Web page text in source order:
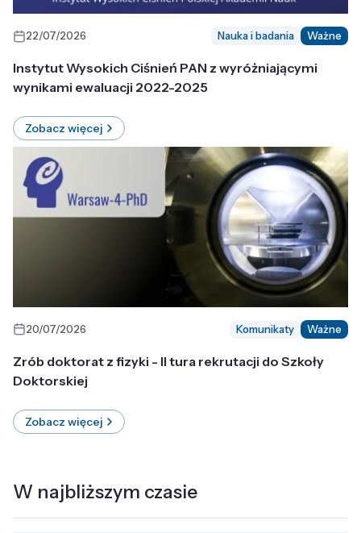
22/07/2026 Nauka i badania Ważne
Instytut Wysokich Ciśnień PAN z wyróżniającymi
wynikami ewaluacji 2022-2025
Zobacz więcej
20/07/2026 Komunikaty Ważne
Zrób doktorat z fizyki - II tura rekrutacji do Szkoły
Doktorskiej
Zobacz więcej
W najbliższym czasie